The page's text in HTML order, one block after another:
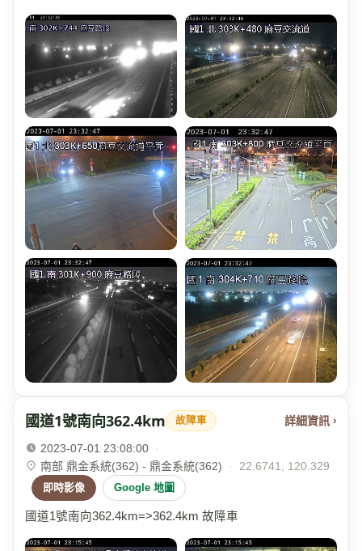
國道1號南向362.4km 故障車 詳細資訊 ›
2023-07-01 23:08:00
·
南部 鼎金系統(362) - 鼎金系統(362)
· 22.6741, 120.329
即時影像 Google 地圖
國道1號南向362.4km=>362.4km 故障車